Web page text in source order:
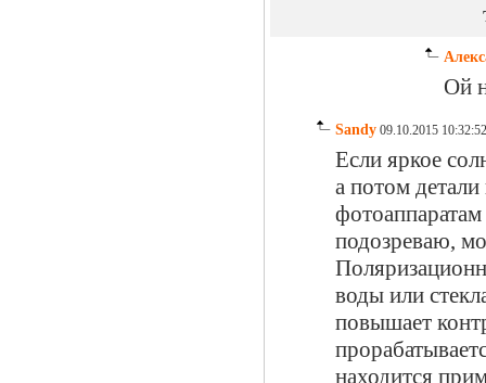
Ой
Sandy09.10.2015 10:32:52
Если яркое
а потом
подозреваю,
воды или
повышает
находится